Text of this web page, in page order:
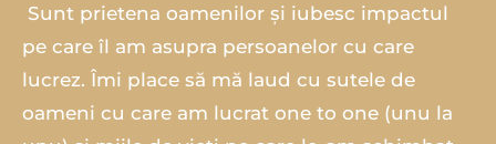
‍ Sunt prietena oamenilor și iubesc impactul
pe care îl am asupra persoanelor cu care
lucrez. Îmi place să mă laud cu sutele de
oameni cu care am lucrat one to one (unu la